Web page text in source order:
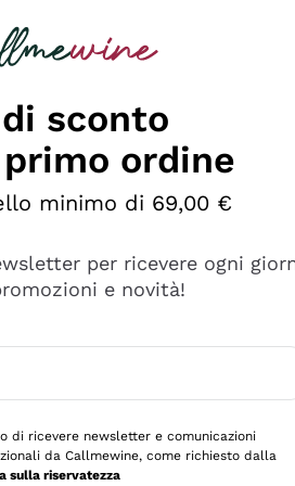
ampio range di prezzo. Le
sconto
ordine
minimo di 69,00 €
per ricevere ogni
e novità!
di ricevere newsletter e comunicazioni
da Callmewine, come richiesto dalla
sulla riservatezza